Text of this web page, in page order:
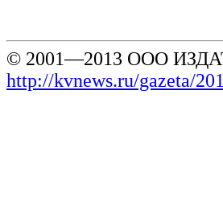
© 2001—2013 ООО
http://kvnews.ru/gazeta/